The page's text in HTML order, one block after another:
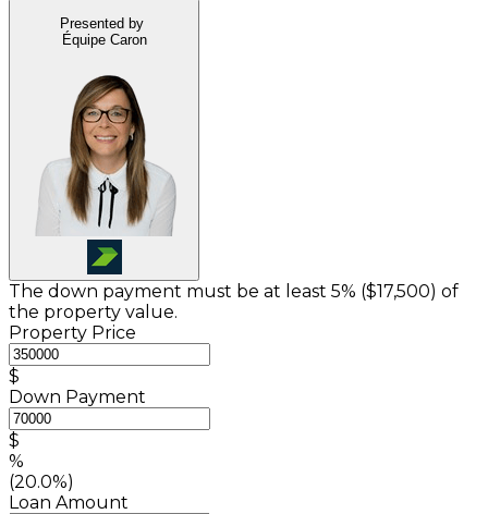
Presented by
Équipe Caron
The down payment must be at least 5% ($17,500) of
the property value.
Property Price
$
Down Payment
$
%
(20.0%)
Loan Amount